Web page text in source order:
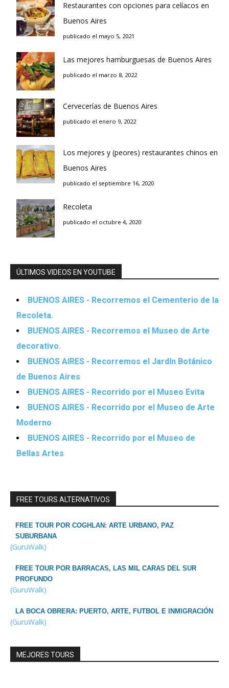
Restaurantes con opciones para celíacos en
Buenos Aires
publicado el mayo 5, 2021
Las mejores hamburguesas de Buenos Aires
publicado el marzo 8, 2022
Cervecerías de Buenos Aires
publicado el enero 9, 2022
Los mejores y (peores) restaurantes chinos en
Buenos Aires
publicado el septiembre 16, 2020
Recoleta
publicado el octubre 4, 2020
ÚLTIMOS VIDEOS EN YOUTUBE
BUENOS AIRES - Recorremos el Cementerio de la
Recoleta.
BUENOS AIRES - Recorremos el Museo de Arte
decorativo.
BUENOS AIRES - Recorremos el Jardín Botánico
de Buenos Aires
BUENOS AIRES - Recorrido por el Museo Evita
BUENOS AIRES - Recorrido por el Museo de Arte
Moderno
BUENOS AIRES - Recorrido por el Museo de
Bellas Artes
FREE TOURS ALTERNATIVOS
FREE TOUR POR COGHLAN: ARTE URBANO, PAZ
SUBURBANA
(GuruWalk)
FREE TOUR POR BARRACAS, LAS MIL CARAS DEL SUR
PROFUNDO
(GuruWalk)
LA BOCA OBRERA: PUERTO, ARTE, FUTBOL E INMIGRACIÓN
(GuruWalk)
MEJORES TOURS